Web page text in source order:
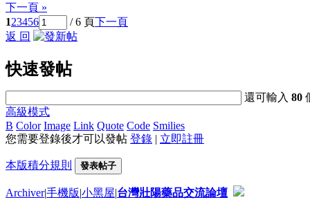
下一頁 »
123456 / 6 頁下一頁
返 回
快速發帖
還可輸入80
高級模式
B Color Image Link Quote Code Smilies
您需要登錄後才可以發帖 登錄 | 立即註冊
本版積分規則 發表帖子
Archiver|手機版|小黑屋|台灣壯陽藥品交流論壇